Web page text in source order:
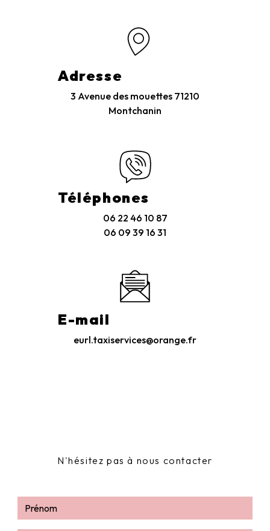
Adresse
3 Avenue des mouettes 71210
Montchanin
Téléphones
06 22 46 10 87
06 09 39 16 31
E-mail
eurl.taxiservices@orange.fr
N'hésitez pas à nous contacter